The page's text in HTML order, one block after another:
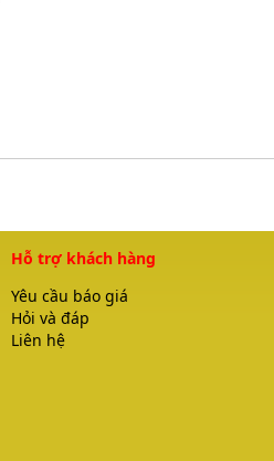
Hỗ trợ khách hàng
Yêu cầu báo giá
Hỏi và đáp
Liên hệ